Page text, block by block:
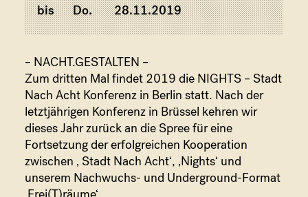
Formate
Partner
bis
Do. 28.11.2019
– NACHT.GESTALTEN –
Zum dritten Mal findet 2019 die NIGHTS – Stadt
Nach Acht Konferenz in Berlin statt. Nach der
letztjährigen Konferenz in Brüssel kehren wir
dieses Jahr zurück an die Spree für eine
Fortsetzung der erfolgreichen Kooperation
zwischen ‚ Stadt Nach Acht‘, ‚Nights‘ und
unserem Nachwuchs- und Underground-Format